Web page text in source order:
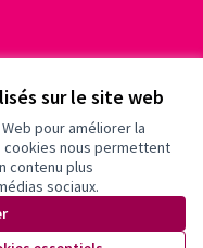
sur le site web
pour améliorer la
cookies nous permettent
contenu plus
sociaux.
libre
externe)